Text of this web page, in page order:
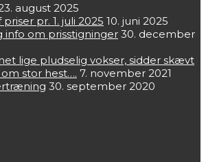
august 2025
pr. 1. juli 2025 10. juni 2025
info om prisstigninger 30. december
lige pludselig vokser, sidder skævt
stor hest…. 7. november 2021
30. september 2020